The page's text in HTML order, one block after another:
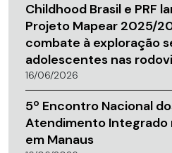
Childhood Brasil e PRF
Projeto Mapear 2025/
combate à exploração
adolescentes nas
16/06/2026
5º Encontro Nacional
Atendimento Integrado
em Manaus